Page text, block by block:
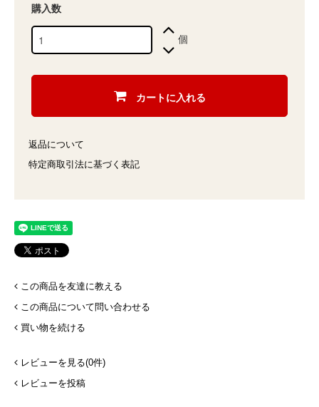
購入数
個
カートに入れる
返品について
特定商取引法に基づく表記
この商品を友達に教える
この商品について問い合わせる
買い物を続ける
レビューを見る(0件)
レビューを投稿